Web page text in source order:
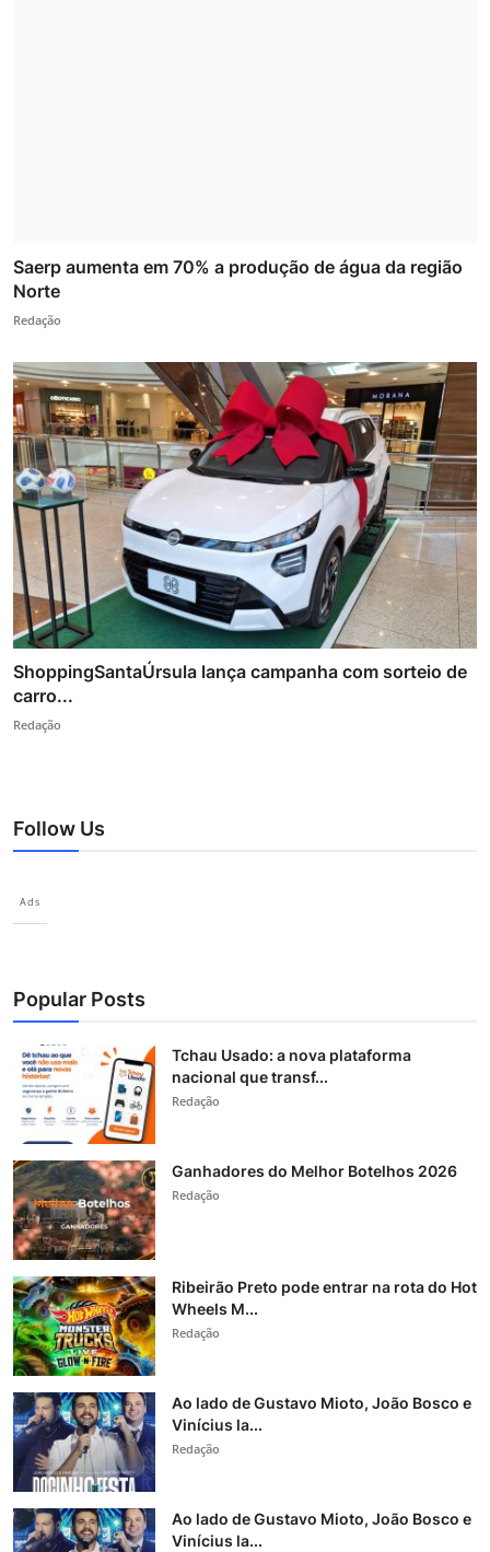
Saerp aumenta em 70% a produção de água da região
Norte
Redação
ShoppingSantaÚrsula lança campanha com sorteio de
carro...
Redação
Follow Us
Ads
Popular Posts
Tchau Usado: a nova plataforma
nacional que transf...
Redação
Ganhadores do Melhor Botelhos 2026
Redação
Ribeirão Preto pode entrar na rota do Hot
Wheels M...
Redação
Ao lado de Gustavo Mioto, João Bosco e
Vinícius la...
Redação
Ao lado de Gustavo Mioto, João Bosco e
Vinícius la...